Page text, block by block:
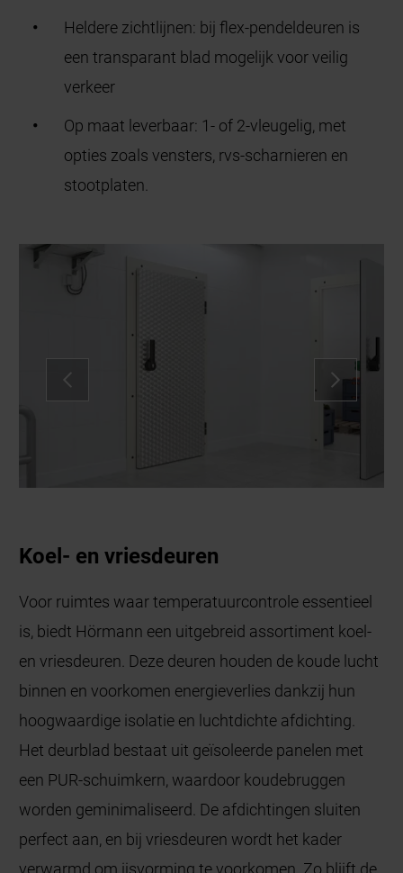
Heldere zichtlijnen: bij flex-pendeldeuren is
een transparant blad mogelijk voor veilig
verkeer
Op maat leverbaar: 1- of 2-vleugelig, met
opties zoals vensters, rvs-scharnieren en
stootplaten.
Koel- en vriesdeuren
Voor ruimtes waar temperatuurcontrole essentieel
is, biedt Hörmann een uitgebreid assortiment koel-
en vriesdeuren. Deze deuren houden de koude lucht
binnen en voorkomen energieverlies dankzij hun
hoogwaardige isolatie en luchtdichte afdichting.
Het deurblad bestaat uit geïsoleerde panelen met
een PUR-schuimkern, waardoor koudebruggen
worden geminimaliseerd. De afdichtingen sluiten
perfect aan, en bij vriesdeuren wordt het kader
verwarmd om ijsvorming te voorkomen. Zo blijft de